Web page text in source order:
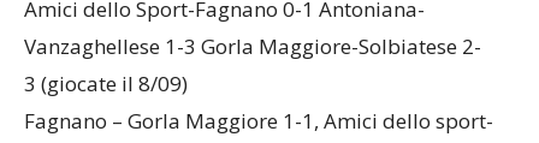
l’1/09)
Amici dello Sport-Fagnano 0-1 Antoniana-
Vanzaghellese 1-3 Gorla Maggiore-Solbiatese 2-
3 (giocate il 8/09)